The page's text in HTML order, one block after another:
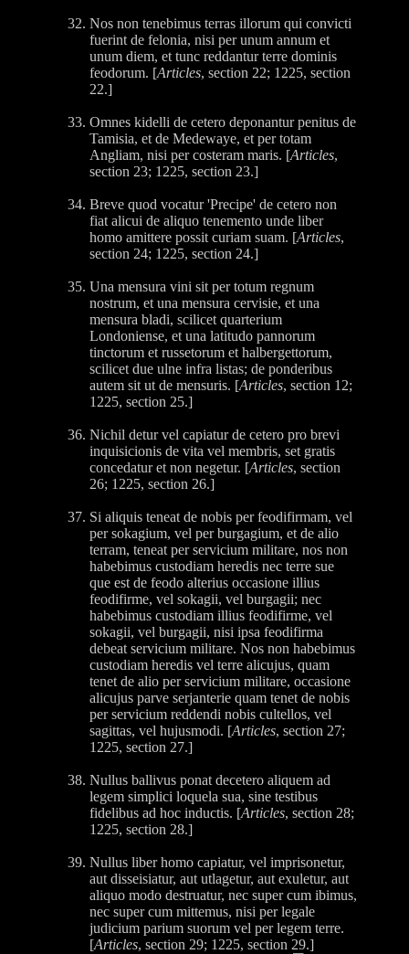
Nos non tenebimus terras illorum qui convicti
fuerint de felonia, nisi per unum annum et
unum diem, et tunc reddantur terre dominis
feodorum. [Articles, section 22; 1225, section
22.]
Omnes kidelli de cetero deponantur penitus de
Tamisia, et de Medewaye, et per totam
Angliam, nisi per costeram maris. [Articles,
section 23; 1225, section 23.]
Breve quod vocatur 'Precipe' de cetero non
fiat alicui de aliquo tenemento unde liber
homo amittere possit curiam suam. [Articles,
section 24; 1225, section 24.]
Una mensura vini sit per totum regnum
nostrum, et una mensura cervisie, et una
mensura bladi, scilicet quarterium
Londoniense, et una latitudo pannorum
tinctorum et russetorum et halbergettorum,
scilicet due ulne infra listas; de ponderibus
autem sit ut de mensuris. [Articles, section 12;
1225, section 25.]
Nichil detur vel capiatur de cetero pro brevi
inquisicionis de vita vel membris, set gratis
concedatur et non negetur. [Articles, section
26; 1225, section 26.]
Si aliquis teneat de nobis per feodifirmam, vel
per sokagium, vel per burgagium, et de alio
terram, teneat per servicium militare, nos non
habebimus custodiam heredis nec terre sue
que est de feodo alterius occasione illius
feodifirme, vel sokagii, vel burgagii; nec
habebimus custodiam illius feodifirme, vel
sokagii, vel burgagii, nisi ipsa feodifirma
debeat servicium militare. Nos non habebimus
custodiam heredis vel terre alicujus, quam
tenet de alio per servicium militare, occasione
alicujus parve serjanterie quam tenet de nobis
per servicium reddendi nobis cultellos, vel
sagittas, vel hujusmodi. [Articles, section 27;
1225, section 27.]
Nullus ballivus ponat decetero aliquem ad
legem simplici loquela sua, sine testibus
fidelibus ad hoc inductis. [Articles, section 28;
1225, section 28.]
Nullus liber homo capiatur, vel imprisonetur,
aut disseisiatur, aut utlagetur, aut exuletur, aut
aliquo modo destruatur, nec super cum ibimus,
nec super cum mittemus, nisi per legale
judicium parium suorum vel per legem terre.
[Articles, section 29; 1225, section 29.]